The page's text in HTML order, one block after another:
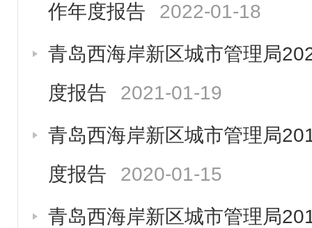
作年度报告
2022-01-18
青岛西海岸新区城市管理局
度报告
2021-01-19
青岛西海岸新区城市管理局
度报告
2020-01-15
青岛西海岸新区城市管理局